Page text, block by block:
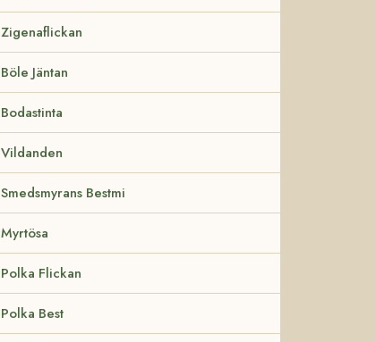
Zigenaflickan
Böle Jäntan
Bodastinta
Vildanden
Smedsmyrans Bestmi
Myrtösa
Polka Flickan
Polka Best